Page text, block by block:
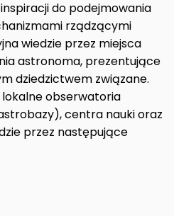
do podejmowania
rządzącymi
wiedzie przez miejsca
astronoma, prezentujące
dziedzictwem związane.
obserwatoria
centra nauki oraz
przez następujące